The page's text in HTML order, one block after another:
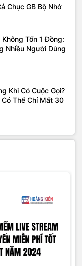
Chục GB Bộ Nhớ
Tốn 1 Đồng:
Nhiều Người Dùng
Khi Có Cuộc Gọi?
Thể Chỉ Mất 30